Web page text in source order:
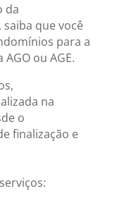
da
que você
para a
ou AGE.
na
o
finalização e